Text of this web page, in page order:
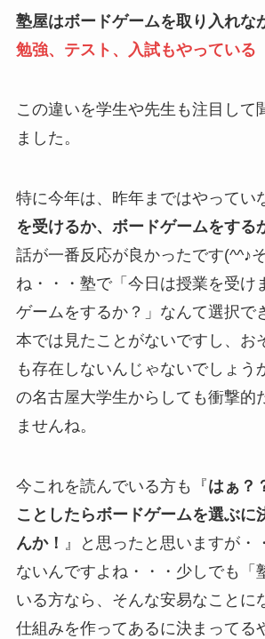
塾屋はボードゲームを取り入れな
勉強、テスト、入試もやっている
この違いを学生や先生も注目して
ました。
特に今年は、昨年まではやってい
を受けるか、ボードゲームをする
話が一番反応が良かったです(^^♪
ね・・・塾で「今日は授業を受け
ゲームをするか？」なんて選択で
本では見たことがないですし、お
も存在しないんじゃないでしょう
の名古屋大学生からしても衝撃的
ませんね。
今これを読んでいる方も『はぁ？
ことしたらボードゲームを選ぶに
んか！ 』と思ったと思いますが・
ないんですよね・・・少しでも「
いる方なら、そんな安易なことに
仕組みを作ってあるに決まってる